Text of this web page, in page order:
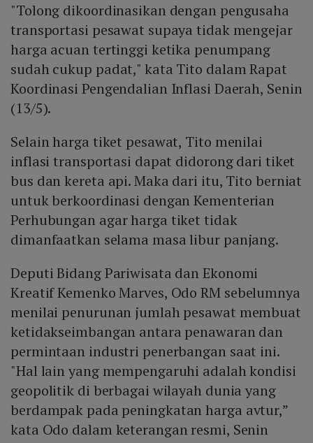
"Tolong dikoordinasikan dengan pengusaha
transportasi pesawat supaya tidak mengejar
harga acuan tertinggi ketika penumpang
sudah cukup padat," kata Tito dalam Rapat
Koordinasi Pengendalian Inflasi Daerah, Senin
(13/5).
Selain harga tiket pesawat, Tito menilai
inflasi transportasi dapat didorong dari tiket
bus dan kereta api. Maka dari itu, Tito berniat
untuk berkoordinasi dengan Kementerian
Perhubungan agar harga tiket tidak
dimanfaatkan selama masa libur panjang.
Deputi Bidang Pariwisata dan Ekonomi
Kreatif Kemenko Marves, Odo RM sebelumnya
menilai penurunan jumlah pesawat membuat
ketidakseimbangan antara penawaran dan
permintaan industri penerbangan saat ini.
"Hal lain yang mempengaruhi adalah kondisi
geopolitik di berbagai wilayah dunia yang
berdampak pada peningkatan harga avtur,”
kata Odo dalam keterangan resmi, Senin